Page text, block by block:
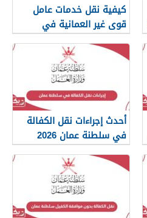
كيفية نقل خدمات عامل
قوى غير العمانية في
سلطنة عمان
أحدث إجراءات نقل الكفالة
في سلطنة عمان 2026